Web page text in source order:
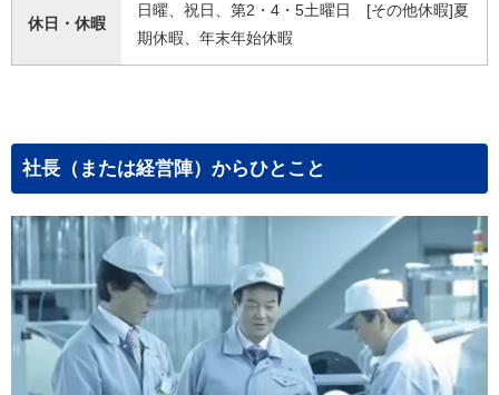
休日・休暇
日曜、祝日、第2・4・5土曜日 [その他休暇]夏
期休暇、年末年始休暇
社長（または経営陣）からひとこと